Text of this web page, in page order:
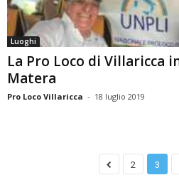
Luoghi
La Pro Loco di Villaricca
Matera
Pro Loco Villaricca - 18 luglio 2019
2 3